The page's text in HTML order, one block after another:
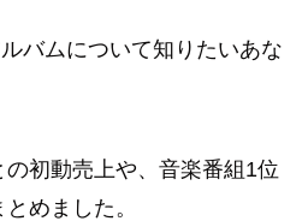
バムについて知りたいあな
初動売上や、音楽番組1位
めました。